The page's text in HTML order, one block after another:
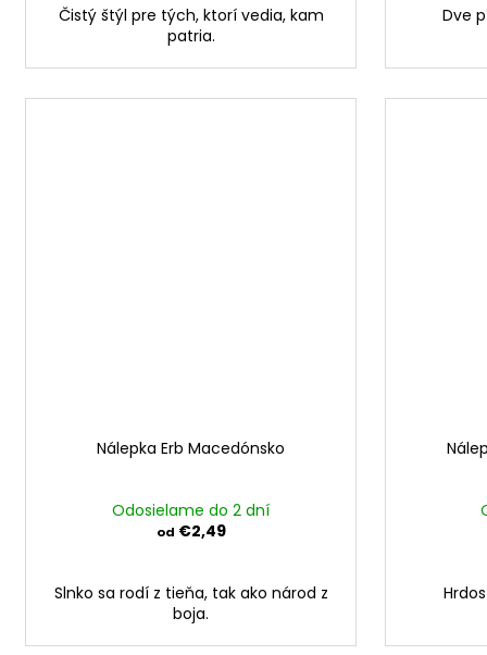
Čistý štýl pre tých, ktorí vedia, kam
patria.
Dve
Nálepka Erb Macedónsko
Odosielame do 2 dní
od €2,49
Slnko sa rodí z tieňa, tak ako národ z
boja.